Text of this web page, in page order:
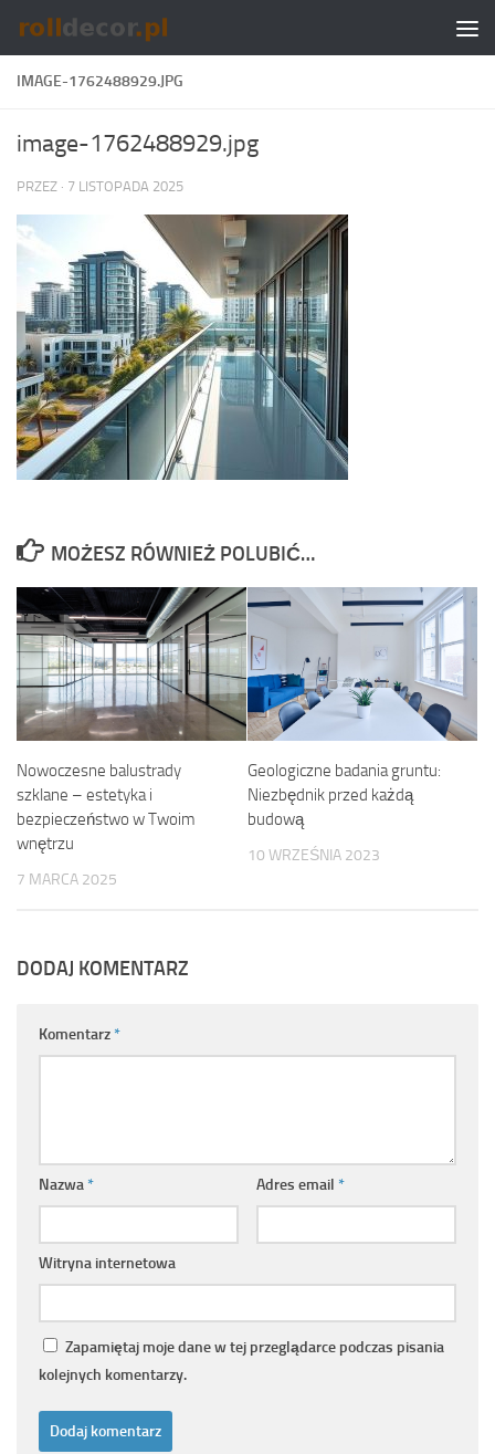
Skip to content
IMAGE-1762488929.JPG
image-1762488929.jpg
PRZEZ · 7 LISTOPADA 2025
MOŻESZ RÓWNIEŻ POLUBIĆ…
Nowoczesne balustrady
szklane – estetyka i
bezpieczeństwo w Twoim
wnętrzu
7 MARCA 2025
Geologiczne badania gruntu:
Niezbędnik przed każdą
budową
10 WRZEŚNIA 2023
DODAJ KOMENTARZ
Komentarz*
Nazwa* Adres email *
Witryna internetowa
Zapamiętaj moje dane w tej przeglądarce podczas pisania
kolejnych komentarzy.